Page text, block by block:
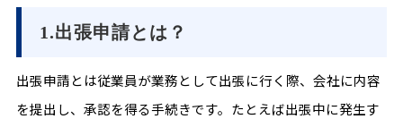
1.出張申請とは？
出張申請とは従業員が業務として出張に行く際、会社に内容
を提出し、承認を得る手続きです。たとえば出張中に発生す